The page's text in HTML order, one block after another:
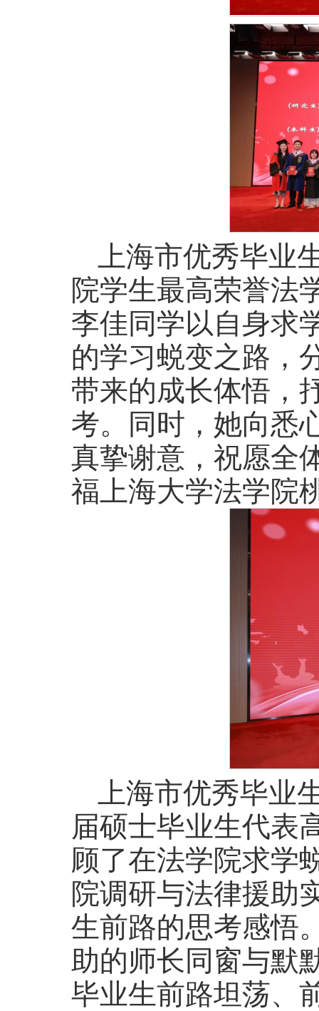
上海市优秀毕业
院学生最高荣誉法
李佳同学以自身求
的学习蜕变之路，
带来的成长体悟，
考。同时，她向悉
真挚谢意，祝愿全
福上海大学法学院
上海市优秀毕业
届硕士毕业生代表
顾了在法学院求学
院调研与法律援助
生前路的思考感悟
助的师长同窗与默
毕业生前路坦荡、